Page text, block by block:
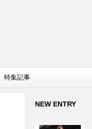
特集記事
NEW ENTRY